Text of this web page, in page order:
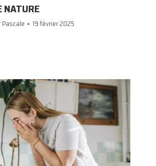
NATURE
Pascale
19 février 2025